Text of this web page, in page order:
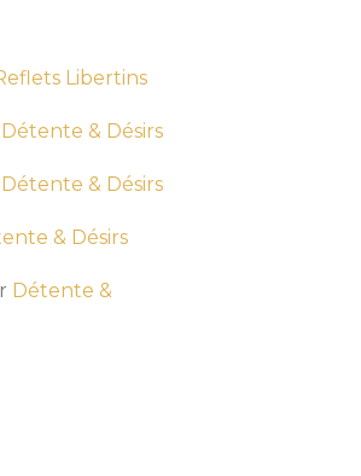
Libertins
Détente & Désirs
Détente & Désirs
& Désirs
Détente &